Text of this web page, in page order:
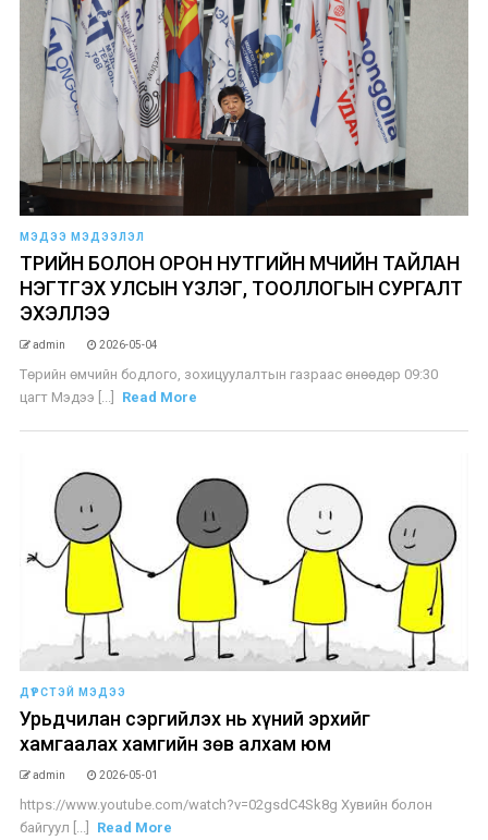
МЭДЭЭ МЭДЭЭЛЭЛ
​ТӨРИЙН БОЛОН ОРОН НУТГИЙН ӨМЧИЙН ТАЙЛАН
НЭГТГЭХ УЛСЫН ҮЗЛЭГ, ТООЛЛОГЫН СУРГАЛТ
ЭХЭЛЛЭЭ​
admin 2026-05-04
Төрийн өмчийн бодлого, зохицуулалтын газраас өнөөдөр 09:30
цагт Мэдээ [...]
Read More
ДҮРСТЭЙ МЭДЭЭ
Урьдчилан сэргийлэх нь хүний эрхийг
хамгаалах хамгийн зөв алхам юм
admin 2026-05-01
https://www.youtube.com/watch?v=02gsdC4Sk8g Хувийн болон
байгуул [...]
Read More